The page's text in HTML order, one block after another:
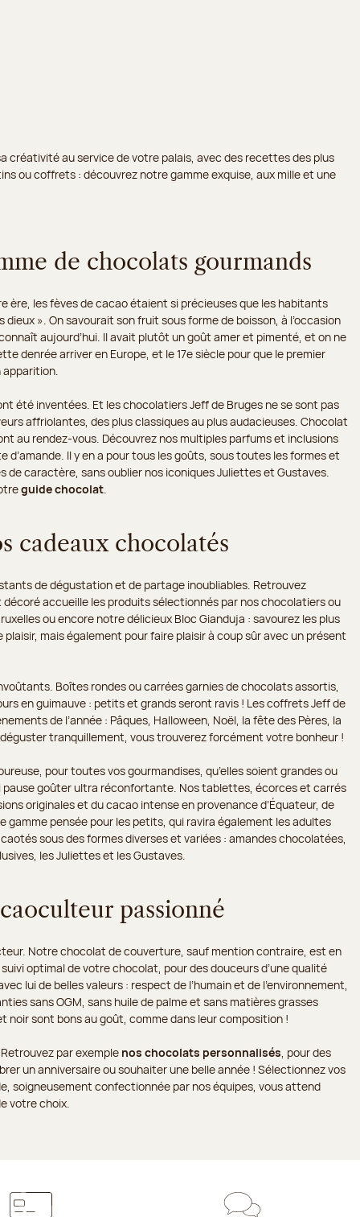
créativité au service de votre palais, avec des recettes des plus
ou coffrets : découvrez notre gamme exquise, aux mille et une
de chocolats gourmands
ère, les fèves de cacao étaient si précieuses que les habitants
». On savourait son fruit sous forme de boisson, à l’occasion
aujourd’hui. Il avait plutôt un goût amer et pimenté, et on ne
denrée arriver en Europe, et le 17e siècle pour que le premier
été inventées. Et les chocolatiers Jeff de Bruges ne se sont pas
affriolantes, des plus classiques au plus audacieuses. Chocolat
au rendez-vous. Découvrez nos multiples parfums et inclusions
Il y en a pour tous les goûts, sous toutes les formes et
caractère, sans oublier nos iconiques Juliettes et Gustaves.
guide chocolat
cadeaux chocolatés
de dégustation et de partage inoubliables. Retrouvez
accueille les produits sélectionnés par nos chocolatiers ou
ou encore notre délicieux Bloc Gianduja : savourez les plus
mais également pour faire plaisir à coup sûr avec un présent
Boîtes rondes ou carrées garnies de chocolats assortis,
en guimauve : petits et grands seront ravis ! Les coffrets Jeff de
de l’année : Pâques, Halloween, Noël, la fête des Pères, la
tranquillement, vous trouverez forcément votre bonheur !
pour toutes vos gourmandises, qu’elles soient grandes ou
goûter ultra réconfortante. Nos tablettes, écorces et carrés
originales et du cacao intense en provenance d’Équateur, de
gamme pensée pour les petits, qui ravira également les adultes
sous des formes diverses et variées : amandes chocolatées,
les Juliettes et les Gustaves.
passionné
Notre chocolat de couverture, sauf mention contraire, est en
optimal de votre chocolat, pour des douceurs d’une qualité
lui de belles valeurs : respect de l’humain et de l’environnement,
sans OGM, sans huile de palme et sans matières grasses
sont bons au goût, comme dans leur composition !
par exemple nos chocolats personnalisés , pour des
un anniversaire ou souhaiter une belle année ! Sélectionnez vos
soigneusement confectionnée par nos équipes, vous attend
votre choix.